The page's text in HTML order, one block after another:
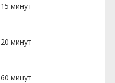
15 минут
20 минут
60 минут